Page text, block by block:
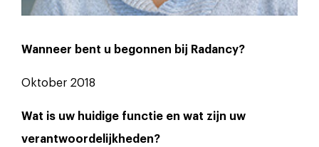
Wanneer bent u begonnen bij Radancy?
Oktober 2018
Wat is uw huidige functie en wat zijn uw
verantwoordelijkheden?